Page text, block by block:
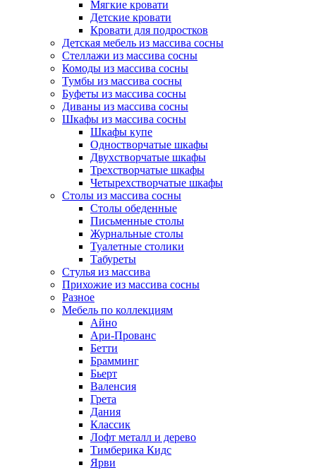
Мягкие кровати
Детские кровати
Кровати для подростков
Детская мебель из массива сосны
Стеллажи из массива сосны
Комоды из массива сосны
Тумбы из массива сосны
Буфеты из массива сосны
Диваны из массива сосны
Шкафы из массива сосны
Шкафы купе
Одностворчатые шкафы
Двухстворчатые шкафы
Трехстворчатые шкафы
Четырехстворчатые шкафы
Столы из массива сосны
Столы обеденные
Письменные столы
Журнальные столы
Туалетные столики
Табуреты
Стулья из массива
Прихожие из массива сосны
Разное
Мебель по коллекциям
Айно
Ари-Прованс
Бетти
Брамминг
Бьерт
Валенсия
Грета
Дания
Классик
Лофт металл и дерево
Тимберика Кидс
Ярви